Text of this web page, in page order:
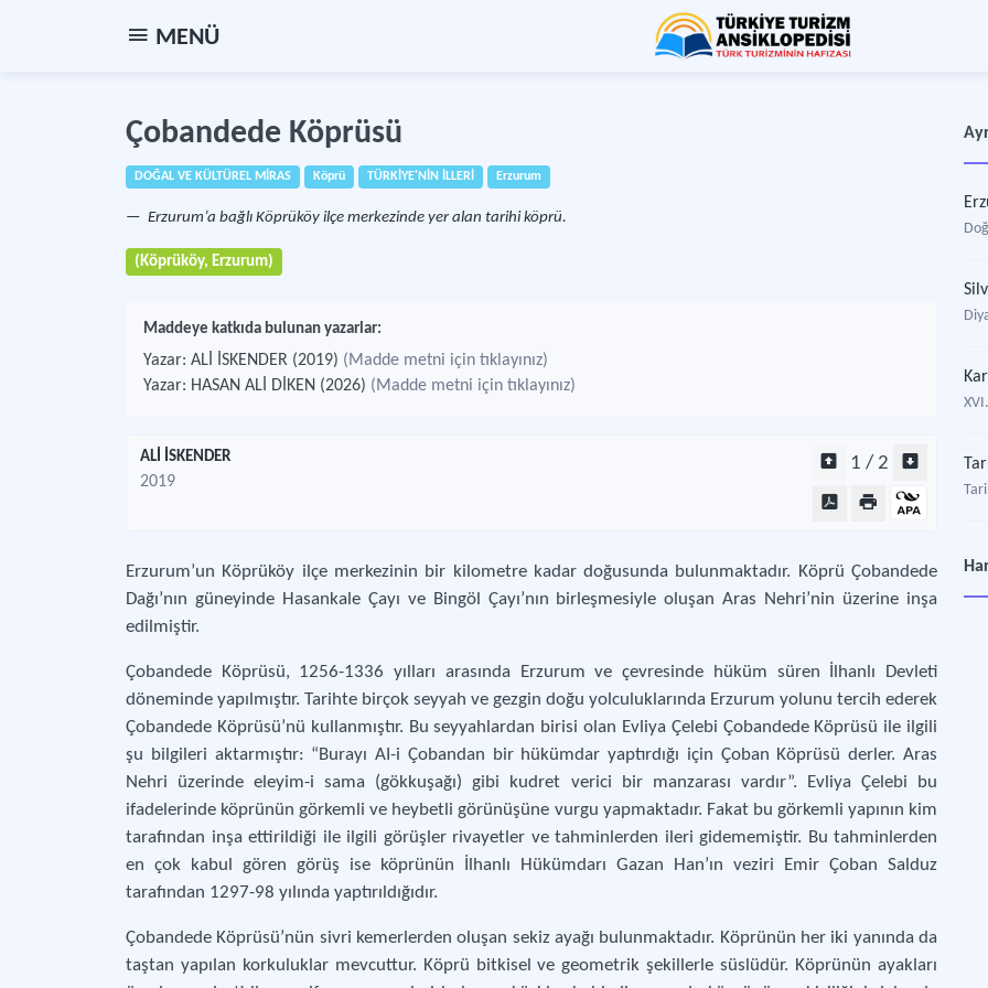
MENÜ
Çobandede Köprüsü
DOĞAL VE KÜLTÜREL MİRAS Köprü TÜRKİYE'NİN İLLERİ Erzurum
Erzurum’a bağlı Köprüköy ilçe merkezinde yer alan tarihi köprü.
(Köprüköy, Erzurum)
Maddeye katkıda bulunan yazarlar:
Yazar: ALİ İSKENDER (2019) (Madde metni için tıklayınız)
Yazar: HASAN ALİ DİKEN (2026) (Madde metni için tıklayınız)
ALİ İSKENDER
2019
1 / 2
Erzurum’un Köprüköy ilçe merkezinin bir kilometre kadar doğusunda bulunmaktadır. Köprü Çobandede
Dağı’nın güneyinde Hasankale Çayı ve Bingöl Çayı’nın birleşmesiyle oluşan Aras Nehri’nin üzerine inşa
edilmiştir.
Çobandede Köprüsü, 1256-1336 yılları arasında Erzurum ve çevresinde hüküm süren İlhanlı Devleti
döneminde yapılmıştır. Tarihte birçok seyyah ve gezgin doğu yolculuklarında Erzurum yolunu tercih ederek
Çobandede Köprüsü’nü kullanmıştır. Bu seyyahlardan birisi olan Evliya Çelebi Çobandede Köprüsü ile ilgili
şu bilgileri aktarmıştır: “Burayı AI-i Çobandan bir hükümdar yaptırdığı için Çoban Köprüsü derler. Aras
Nehri üzerinde eleyim-i sama (gökkuşağı) gibi kudret verici bir manzarası vardır”. Evliya Çelebi bu
ifadelerinde köprünün görkemli ve heybetli görünüşüne vurgu yapmaktadır. Fakat bu görkemli yapının kim
tarafından inşa ettirildiği ile ilgili görüşler rivayetler ve tahminlerden ileri gidememiştir. Bu tahminlerden
en çok kabul gören görüş ise köprünün İlhanlı Hükümdarı Gazan Han’ın veziri Emir Çoban Salduz
tarafından 1297-98 yılında yaptırıldığıdır.
Çobandede Köprüsü’nün sivri kemerlerden oluşan sekiz ayağı bulunmaktadır. Köprünün her iki yanında da
taştan yapılan korkuluklar mevcuttur. Köprü bitkisel ve geometrik şekillerle süslüdür. Köprünün ayakları